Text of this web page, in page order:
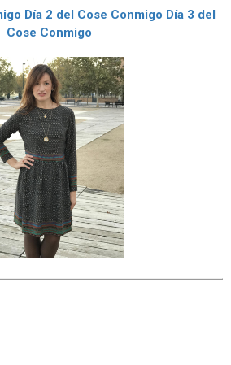
Día 2 del Cose Conmigo Día 3 del
Cose Conmigo